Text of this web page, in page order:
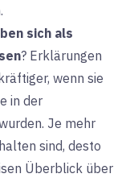
sich als
? Erklärungen
wenn sie
in der
Je mehr
sind, desto
Überblick über